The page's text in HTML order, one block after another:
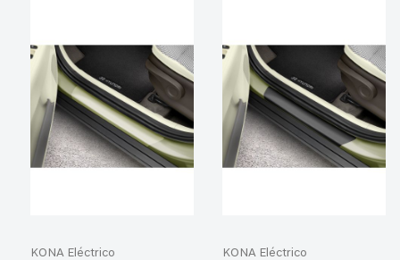
KONA Eléctrico KONA Eléctrico